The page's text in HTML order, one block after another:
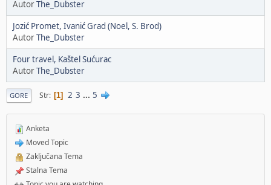
AutorThe_Dubster
Jozić Promet, Ivanić Grad (Noel, S. Brod)
AutorThe_Dubster
Four travel, Kaštel Sućurac
AutorThe_Dubster
GORE Str 1 2 3 ... 5
Anketa
Moved Topic
Zaključana Tema
Stalna Tema